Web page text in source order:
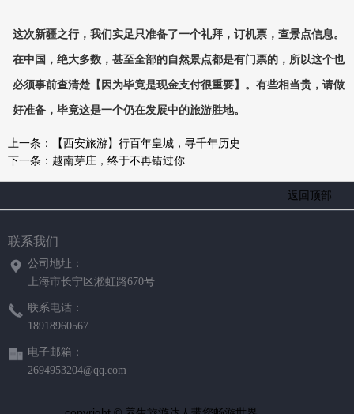
这次新疆之行，我们实足只准备了一个礼拜，订机票，查景点信息。
在中国，绝大多数，甚至全部的自然景点都是有门票的，所以这个也
必须事前查清楚【因为毕竟是现金支付很重要】。有些相当贵，请做
好准备，毕竟这是一个仍在发展中的旅游胜地。
上一条：
【西安旅游】行百年皇城，寻千年历史
下一条： 越南芽庄，终于不再错过你
返回顶部
联系我们
公司地址：
上海市长宁区淞虹路670号
联系电话：
18918960567
电子邮箱：
2694953204@qq.com